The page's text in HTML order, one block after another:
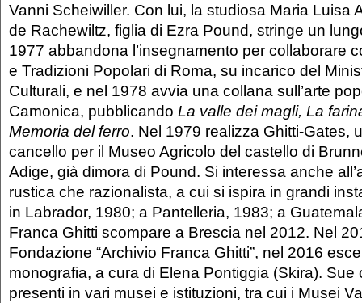
Vanni Scheiwiller. Con lui, la studiosa Maria Luisa
de Rachewiltz, figlia di Ezra Pound, stringe un
1977 abbandona l’insegnamento per collaborare
e Tradizioni Popolari di Roma, su incarico del
Culturali, e nel 1978 avvia una collana sull’arte
Camonica, pubblicando La valle dei magli, La
Memoria del ferro. Nel 1979 realizza Ghitti-Gates,
cancello per il Museo Agricolo del castello di
Adige, già dimora di Pound. Si interessa anche
rustica che razionalista, a cui si ispira in grandi
in Labrador, 1980; a Pantelleria, 1983; a
Franca Ghitti scompare a Brescia nel 2012. Nel
Fondazione “Archivio Franca Ghitti”, nel 2016
monografia, a cura di Elena Pontiggia (Skira). Sue
presenti in vari musei e istituzioni, tra cui i Musei